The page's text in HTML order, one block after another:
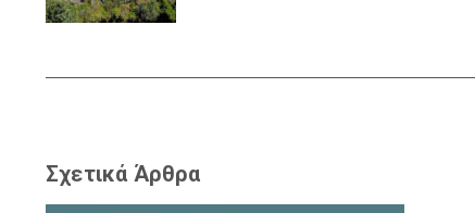
Σχετικά Άρθρα